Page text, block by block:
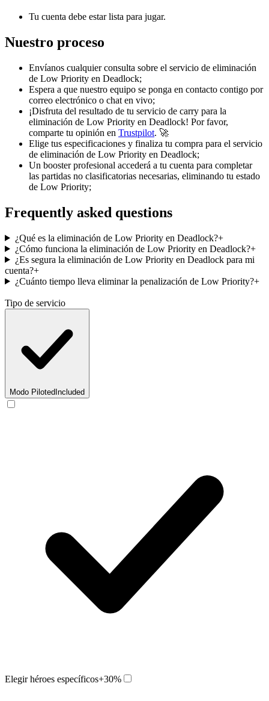
Tu cuenta debe estar lista para jugar.
Nuestro proceso
Envíanos cualquier consulta sobre el servicio de eliminación
de Low Priority en Deadlock;
Espera a que nuestro equipo se ponga en contacto contigo por
correo electrónico o chat en vivo;
¡Disfruta del resultado de tu servicio de carry para la
eliminación de Low Priority en Deadlock! Por favor,
comparte tu opinión en Trustpilot. 🚀
Elige tus especificaciones y finaliza tu compra para el servicio
de eliminación de Low Priority en Deadlock;
Un booster profesional accederá a tu cuenta para completar
las partidas no clasificatorias necesarias, eliminando tu estado
de Low Priority;
Frequently asked questions
¿Qué es la eliminación de Low Priority en Deadlock?+
¿Cómo funciona la eliminación de Low Priority en Deadlock?+
¿Es segura la eliminación de Low Priority en Deadlock para mi
cuenta?+
¿Cuánto tiempo lleva eliminar la penalización de Low Priority?+
Tipo de servicio
Modo Piloted Included
Elegir héroes específicos+30%